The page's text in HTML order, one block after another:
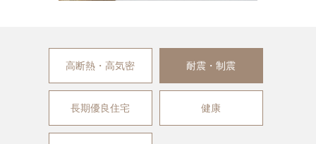
高断熱・高気密 耐震・制震
長期優良住宅 健康